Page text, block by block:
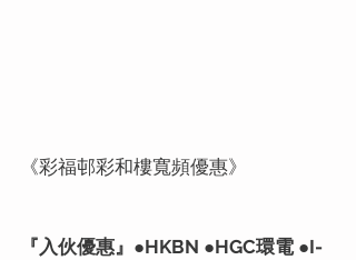
《彩福邨彩和樓寬頻優惠》
『入伙優惠』●HKBN ●HGC環電 ●I-